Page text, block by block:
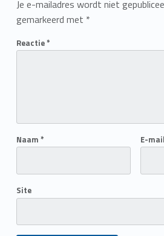
Je e-mailadres wordt niet
gemarkeerd met *
Reactie*
Naam * E-mail
Site